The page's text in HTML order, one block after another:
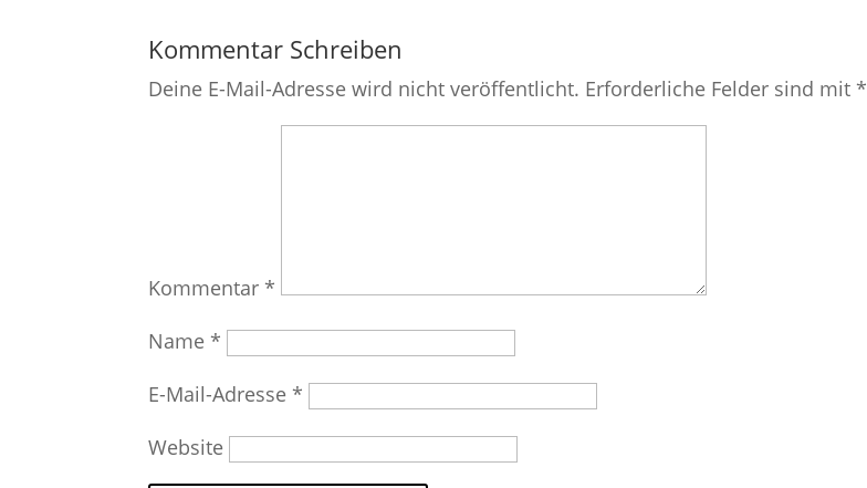
Kommentar Schreiben
Deine E-Mail-Adresse wird nicht veröffentlicht. Erforderliche Felder sind mit*
Kommentar*
Name*
E-Mail-Adresse*
Website